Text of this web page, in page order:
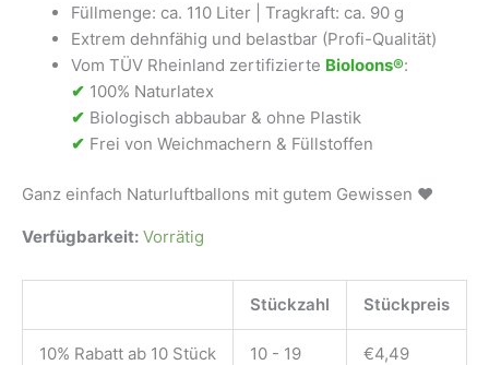
Füllmenge: ca. 110 Liter | Tragkraft: ca. 90 g
Extrem dehnfähig und belastbar (Profi-Qualität)
Vom TÜV Rheinland zertifizierte Bioloons®:
✔ 100% Naturlatex
✔ Biologisch abbaubar & ohne Plastik
✔ Frei von Weichmachern & Füllstoffen
Ganz einfach Naturluftballons mit gutem Gewissen ❤
Verfügbarkeit: Vorrätig
Stückzahl Stückpreis
10% Rabatt ab 10 Stück 10 - 19 €4,49